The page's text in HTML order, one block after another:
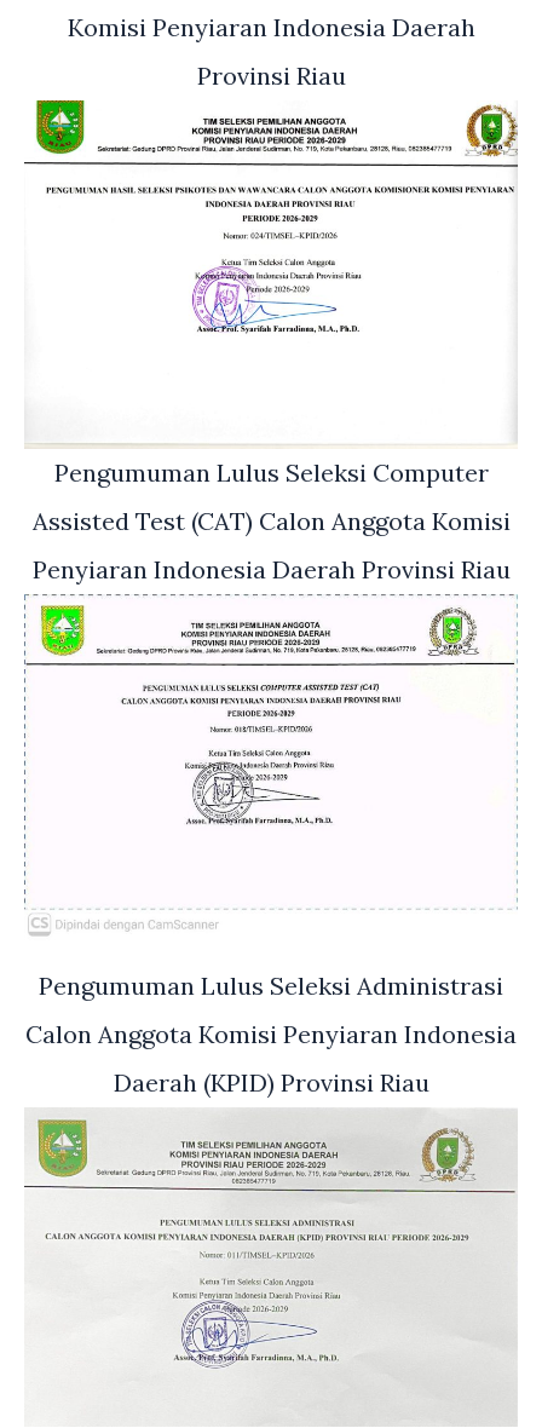
Komisi Penyiaran Indonesia Daerah
Provinsi Riau
Pengumuman Lulus Seleksi Computer
Assisted Test (CAT) Calon Anggota Komisi
Penyiaran Indonesia Daerah Provinsi Riau
Pengumuman Lulus Seleksi Administrasi
Calon Anggota Komisi Penyiaran Indonesia
Daerah (KPID) Provinsi Riau